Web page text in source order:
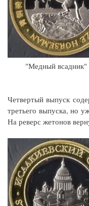
"Медный всадник"
Четвертый выпуск
третьего выпуска, но
На реверс жетонов